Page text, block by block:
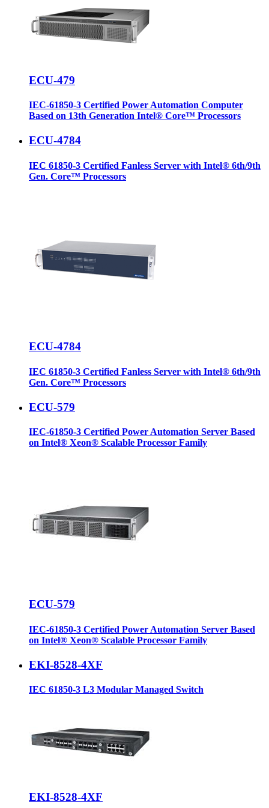
ECU-479
IEC-61850-3 Certified Power Automation Computer
Based on 13th Generation Intel® Core™ Processors
ECU-4784
IEC 61850-3 Certified Fanless Server with Intel® 6th/9th
Gen. Core™ Processors
ECU-4784
IEC 61850-3 Certified Fanless Server with Intel® 6th/9th
Gen. Core™ Processors
ECU-579
IEC-61850-3 Certified Power Automation Server Based
on Intel® Xeon® Scalable Processor Family
ECU-579
IEC-61850-3 Certified Power Automation Server Based
on Intel® Xeon® Scalable Processor Family
EKI-8528-4XF
IEC 61850-3 L3 Modular Managed Switch
EKI-8528-4XF